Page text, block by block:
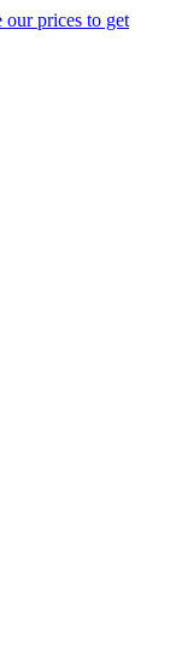
our prices to get